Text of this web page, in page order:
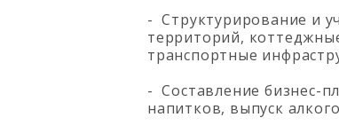
- Структурирование и
территорий,
транспортные
- Составление бизнес-
напитков, выпуск